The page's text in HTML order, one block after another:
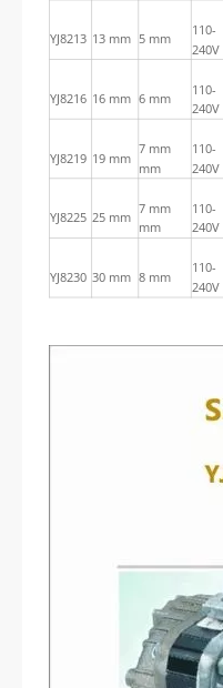
YJ8213 13 mm 5 mm
110-
240V
YJ8216 16 mm 6 mm
110-
240V
YJ8219 19 mm
7 mm
mm
110-
240V
YJ8225 25 mm
7 mm
mm
110-
240V
YJ8230 30 mm 8 mm
110-
240V